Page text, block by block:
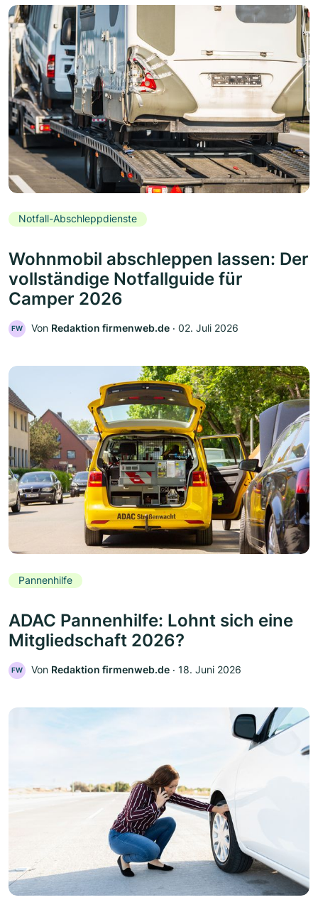
Notfall-Abschleppdienste
Wohnmobil abschleppen lassen: Der
vollständige Notfallguide für
Camper 2026
FW Von Redaktion firmenweb.de ‧ 02. Juli 2026
Pannenhilfe
ADAC Pannenhilfe: Lohnt sich eine
Mitgliedschaft 2026?
FW Von Redaktion firmenweb.de ‧ 18. Juni 2026